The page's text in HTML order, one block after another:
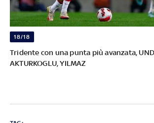
18/18
Tridente con una punta più avanzata,
AKTURKOGLU, YILMAZ